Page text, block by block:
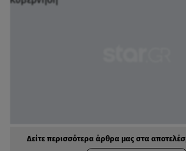
Δείτε περισσότερα άρθρα μας στα